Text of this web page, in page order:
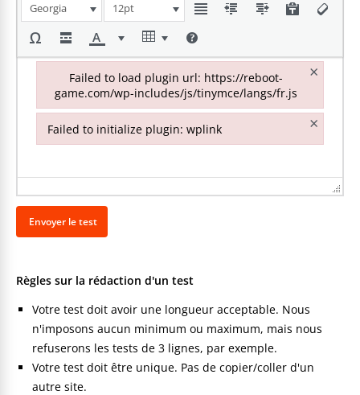
Georgia 12pt
Règles sur la rédaction d'un test
Votre test doit avoir une longueur acceptable. Nous
n'imposons aucun minimum ou maximum, mais nous
refuserons les tests de 3 lignes, par exemple.
Votre test doit être unique. Pas de copier/coller d'un
autre site.
Failed to load plugin url: https://reboot-
game.com/wp-includes/js/tinymce/langs/fr.js
×
Failed to load plugin url: https://reboot-game.com/wp-
Failed to initialize plugin: wplink
×
Failed to initialize plugin: wplink